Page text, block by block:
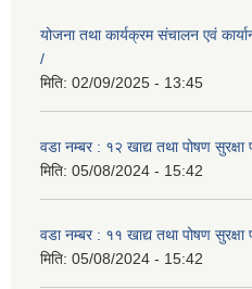
योजना तथा कार्यक्रम संचालन एवं
/
मिति: 02/09/2025 - 13:45
वडा नम्बर : १२ खाद्य तथा पोषण सुरक्षा
मिति: 05/08/2024 - 15:42
वडा नम्बर : ११ खाद्य तथा पोषण सुरक्षा
मिति: 05/08/2024 - 15:42